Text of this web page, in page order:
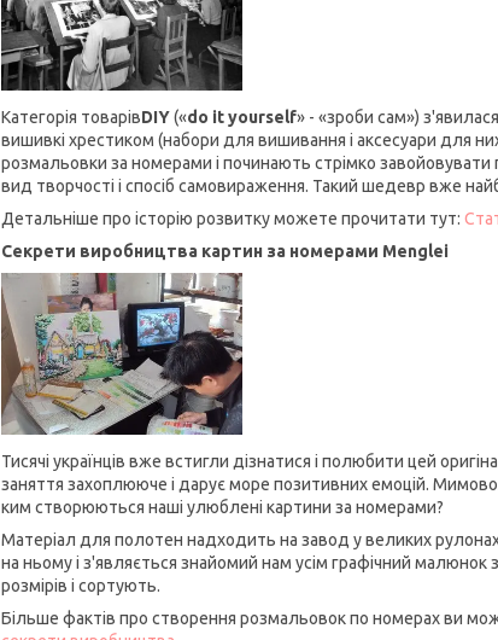
Категорія товарівDIY(«do it yourself» - «зроби сам»)
вишивкі хрестиком (набори для вишивання і аксесуари для
розмальовки за номерами і починають стрімко завойовувати
вид творчості і спосіб самовираження. Такий шедевр вже
Детальніше про історію розвитку можете прочитати тут:
Секрети виробництва картин за номерами Menglei
Тисячі українців вже встигли дізнатися і полюбити цей
заняття захоплююче і дарує море позитивних емоцій.
ким створюються наші улюблені картини за номерами?
Матеріал для полотен надходить на завод у великих
на ньому і з'являється знайомий нам усім графічний
розмірів і сортують.
Більше фактів про створення розмальовок по номерах ви